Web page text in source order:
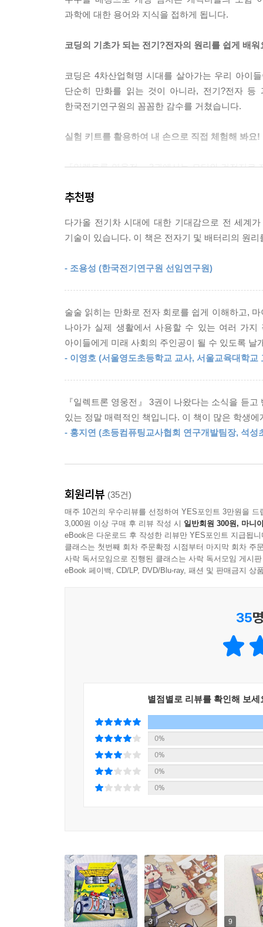
과학에 대한 용어와 지식을 접하게 됩니다.
코딩의 기초가 되는 전기?전자의 원리를 쉽게 배워
코딩은 4차산업혁명 시대를 살아가는 우리 아이
단순히 만화를 읽는 것이 아니라, 전기?전자
한국전기연구원의 꼼꼼한 감수를 거쳤습니다.
실험 키트를 활용하여 내 손으로 직접 체험해 봐요!
『일렉트론 영웅전』 3권에서는 모터와 건전지로
만들어 봅니다.
*교과 연계표
[과학] 초등 5~6학년 ‘전기의 이용’, 중등 1~3학년 ‘
[실과&정보] 초등 5~6학년 ‘소프트웨어와 프로그래
추천평
다가올 전기차 시대에 대한 기대감으로 전 세계
기술이 있습니다. 이 책은 전자기 및 배터리의 원
- 조용성 (한국전기연구원 선임연구원)
술술 읽히는 만화로 전자 회로를 쉽게 이해하고,
나아가 실제 생활에서 사용할 수 있는 여러 가
아이들에게 미래 사회의 주인공이 될 수 있도록 날
- 이영호 (서울영도초등학교 교사, 서울교육대학
『일렉트론 영웅전』 3권이 나왔다는 소식을 듣
있는 정말 매력적인 책입니다. 이 책이 많은 학생
- 홍지연 (초등컴퓨팅교사협회 연구개발팀장, 석성
회원리뷰 (35건)
매주 10건의 우수리뷰를 선정하여 YES포인트 3만원을 드
3,000원 이상 구매 후 리뷰 작성 시 일반회원 300원, 마니
eBook은 다운로드 후 작성한 리뷰만 YES포인트 지급됩니
클래스는 첫번째 회차 주문확정 시점부터 마지막 회차 주
사락 독서모임으로 진행된 클래스는 사락 독서모임 게시
eBook 페이백, CD/LP, DVD/Blu-ray, 패션 및 판매금지 상
35
별점별로 리뷰를 확인해 보세
0%
0%
0%
0%
3 9